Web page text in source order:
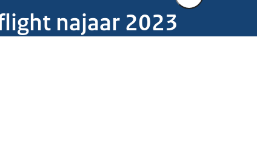
najaar 2023